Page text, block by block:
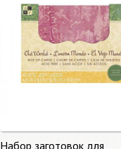
Набор заготовок для